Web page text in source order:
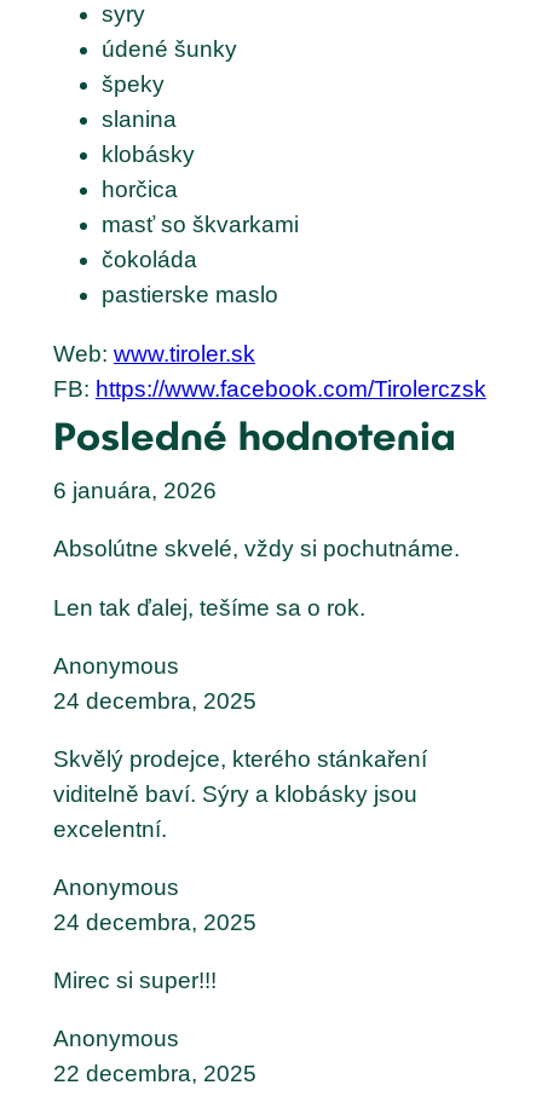
syry
údené šunky
špeky
slanina
klobásky
horčica
masť so škvarkami
čokoláda
pastierske maslo
Web: www.tiroler.sk
FB: https://www.facebook.com/Tirolerczsk
Posledné hodnotenia
6 januára, 2026
Absolútne skvelé, vždy si pochutnáme.
Len tak ďalej, tešíme sa o rok.
Anonymous
24 decembra, 2025
Skvělý prodejce, kterého stánkaření
viditelně baví. Sýry a klobásky jsou
excelentní.
Anonymous
24 decembra, 2025
Mirec si super!!!
Anonymous
22 decembra, 2025